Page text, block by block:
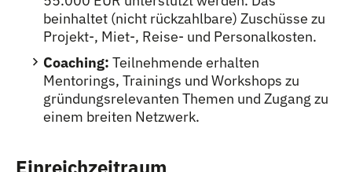
beinhaltet (nicht rückzahlbare) Zuschüsse zu
Projekt-, Miet-, Reise- und Personalkosten.
Coaching: Teilnehmende erhalten
Mentorings, Trainings und Workshops zu
gründungsrelevanten Themen und Zugang zu
einem breiten Netzwerk.